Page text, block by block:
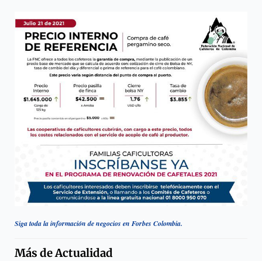
Siga toda la información de negocios en Forbes Colombia.
Más deActualidad